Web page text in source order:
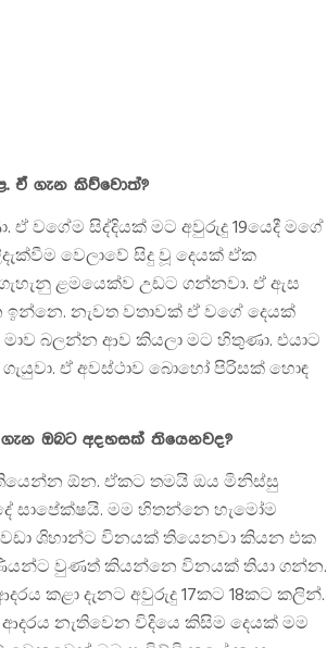
ඒ ගැන කිව්වොත්?
වගේම සිද්දියක් මට අවුරුදු 19යෙදී මගේ
වෙලාවේ සිදු වූ දෙයක් ඒක
ළමයෙක්ව උඩට ගන්නවා. ඒ ඇස
නැවත වතාවක් ඒ වගේ දෙයක්
මාව බලන්න ආව කියලා මට හිතුණා. එයාට
ඒ අවස්ථාව බොහෝ පිරිසක් හොඳ
ඔබට අදහසක් තියෙනවද?
ඕන. ඒකට තමයි ඔය මිනිස්සු
සාපේක්ෂයි. මම හිතන්නෙ හැමෝම
ශිහාන්ට විනයක් තියෙනවා කියන එක
වුණත් කියන්නෙ විනයක් තියා ගන්න.
කළා දැනට අවුරුදු 17කට 18කට කලින්.
නැතිවෙන විදියෙ කිසිම දෙයක් මම